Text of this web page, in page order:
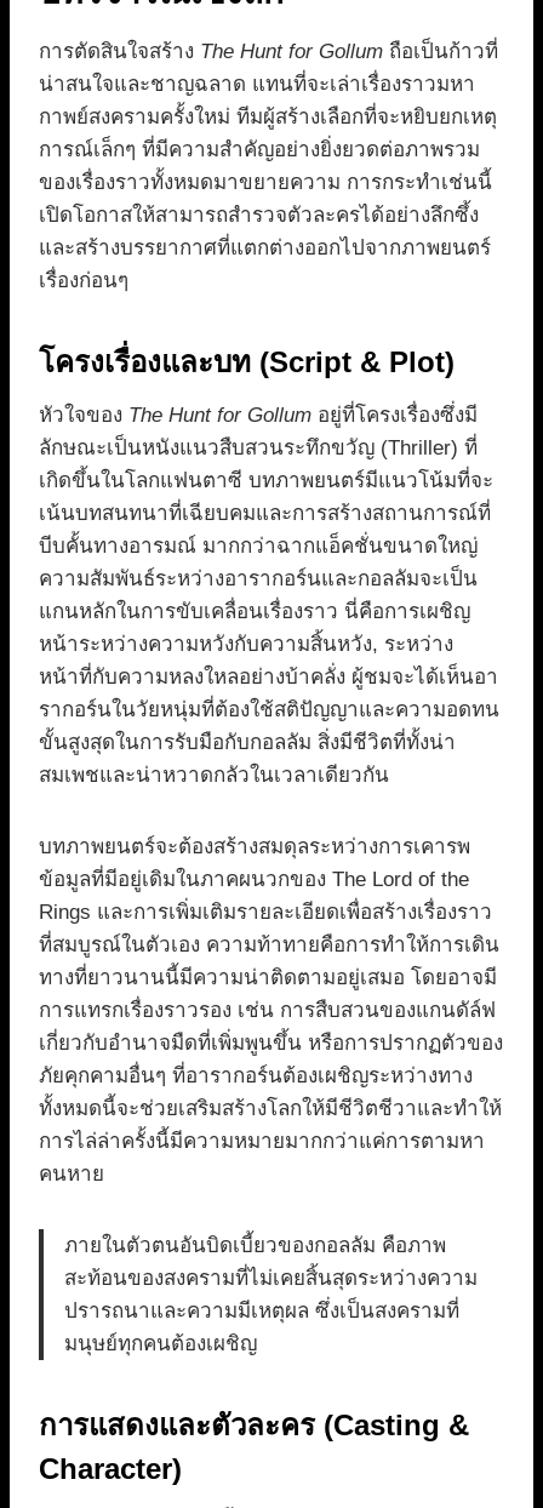
การตัดสินใจสร้าง The Hunt for Gollum ถือเป็นก้าวที่
น่าสนใจและชาญฉลาด แทนที่จะเล่าเรื่องราวมหา
กาพย์สงครามครั้งใหม่ ทีมผู้สร้างเลือกที่จะหยิบยกเหตุ
การณ์เล็กๆ ที่มีความสำคัญอย่างยิ่งยวดต่อภาพรวม
ของเรื่องราวทั้งหมดมาขยายความ การกระทำเช่นนี้
เปิดโอกาสให้สามารถสำรวจตัวละครได้อย่างลึกซึ้ง
และสร้างบรรยากาศที่แตกต่างออกไปจากภาพยนตร์
เรื่องก่อนๆ
โครงเรื่องและบท (Script & Plot)
หัวใจของ The Hunt for Gollum อยู่ที่โครงเรื่องซึ่งมี
ลักษณะเป็นหนังแนวสืบสวนระทึกขวัญ (Thriller) ที่
เกิดขึ้นในโลกแฟนตาซี บทภาพยนตร์มีแนวโน้มที่จะ
เน้นบทสนทนาที่เฉียบคมและการสร้างสถานการณ์ที่
บีบคั้นทางอารมณ์ มากกว่าฉากแอ็คชั่นขนาดใหญ่
ความสัมพันธ์ระหว่างอารากอร์นและกอลลัมจะเป็น
แกนหลักในการขับเคลื่อนเรื่องราว นี่คือการเผชิญ
หน้าระหว่างความหวังกับความสิ้นหวัง, ระหว่าง
หน้าที่กับความหลงใหลอย่างบ้าคลั่ง ผู้ชมจะได้เห็นอา
รากอร์นในวัยหนุ่มที่ต้องใช้สติปัญญาและความอดทน
ขั้นสูงสุดในการรับมือกับกอลลัม สิ่งมีชีวิตที่ทั้งน่า
สมเพชและน่าหวาดกลัวในเวลาเดียวกัน
บทภาพยนตร์จะต้องสร้างสมดุลระหว่างการเคารพ
ข้อมูลที่มีอยู่เดิมในภาคผนวกของ The Lord of the
Rings และการเพิ่มเติมรายละเอียดเพื่อสร้างเรื่องราว
ที่สมบูรณ์ในตัวเอง ความท้าทายคือการทำให้การเดิน
ทางที่ยาวนานนี้มีความน่าติดตามอยู่เสมอ โดยอาจมี
การแทรกเรื่องราวรอง เช่น การสืบสวนของแกนดัล์ฟ
เกี่ยวกับอำนาจมืดที่เพิ่มพูนขึ้น หรือการปรากฏตัวของ
ภัยคุกคามอื่นๆ ที่อารากอร์นต้องเผชิญระหว่างทาง
ทั้งหมดนี้จะช่วยเสริมสร้างโลกให้มีชีวิตชีวาและทำให้
การไล่ล่าครั้งนี้มีความหมายมากกว่าแค่การตามหา
คนหาย
ภายในตัวตนอันบิดเบี้ยวของกอลลัม คือภาพ
สะท้อนของสงครามที่ไม่เคยสิ้นสุดระหว่างความ
ปรารถนาและความมีเหตุผล ซึ่งเป็นสงครามที่
มนุษย์ทุกคนต้องเผชิญ
การแสดงและตัวละคร (Casting &
Character)